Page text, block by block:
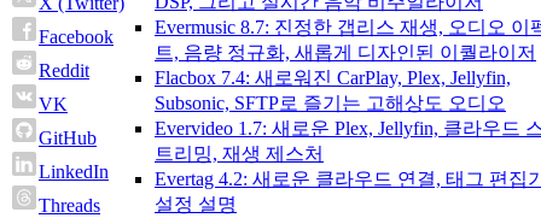
Evermusic 8.7: 진정한 갭리스 재생, 오디오 이
트, 음량 정규화, 새롭게 디자인된 이퀄라이저
Flacbox 7.4: 새로워진 CarPlay, Plex, Jellyfin,
Subsonic, SFTP로 즐기는 고해상도 오디오
Evervideo 1.7: 새로운 Plex, Jellyfin, 클라우드
트리밍, 재생 제스처
Evertag 4.2: 새로운 클라우드 연결, 태그 편집
설정 설명
Facebook
Reddit
VK
GitHub
LinkedIn
Threads